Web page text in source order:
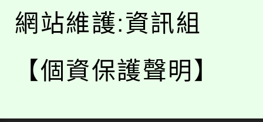
網站維護:資訊組
【個資保護聲明】